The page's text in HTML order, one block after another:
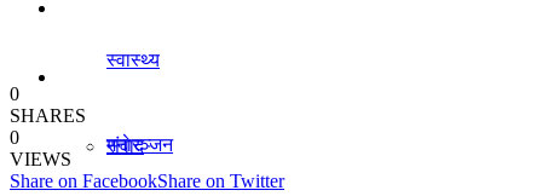
संवाद
स्वास्थ्य
मनाेरञ्जन
0
SHARES
0
VIEWS
Share on FacebookShare on Twitter